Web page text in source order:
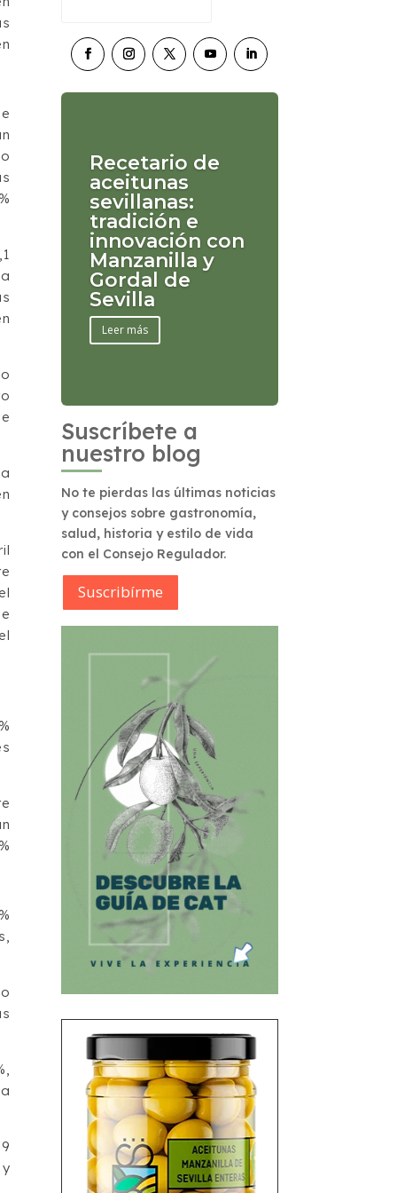
Recetario de
aceitunas
sevillanas:
tradición e
innovación con
Manzanilla y
Gordal de
Sevilla
Leer más
Suscríbete a
nuestro blog
No te pierdas las últimas noticias
y consejos sobre gastronomía,
salud, historia y estilo de vida
con el Consejo Regulador.
Suscribírme